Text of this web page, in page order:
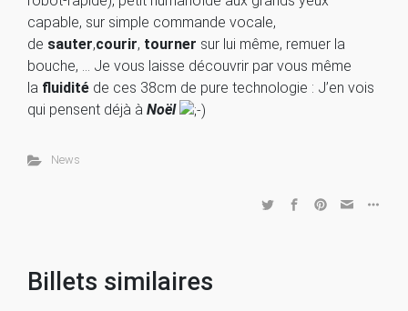
capable, sur simple commande vocale,
de sauter,courir, tourner sur lui même, remuer la
bouche, … Je vous laisse découvrir par vous même
la fluidité de ces 38cm de pure technologie : J’en vois
qui pensent déjà à Noël
News
Billets similaires